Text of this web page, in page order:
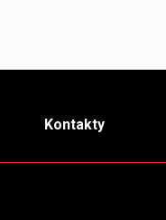
Kontakty